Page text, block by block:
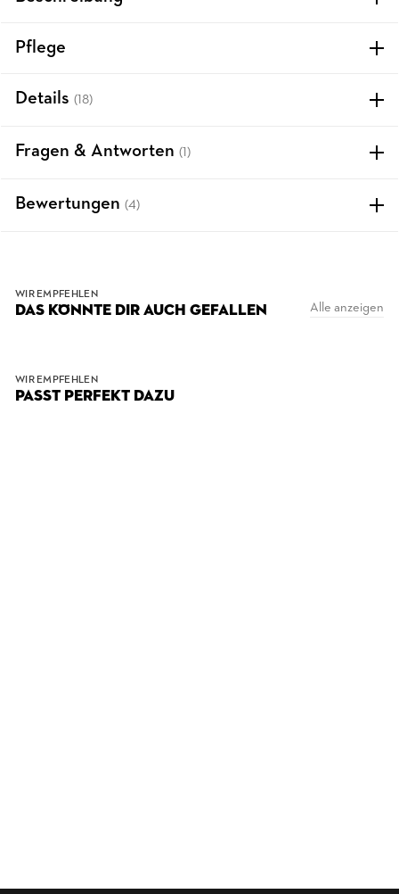
Pflege
Details (18)
Fragen & Antworten (1)
Bewertungen (4)
WIR EMPFEHLEN
DAS KÖNNTE DIR AUCH GEFALLEN Alle anzeigen
WIR EMPFEHLEN
PASST PERFEKT DAZU